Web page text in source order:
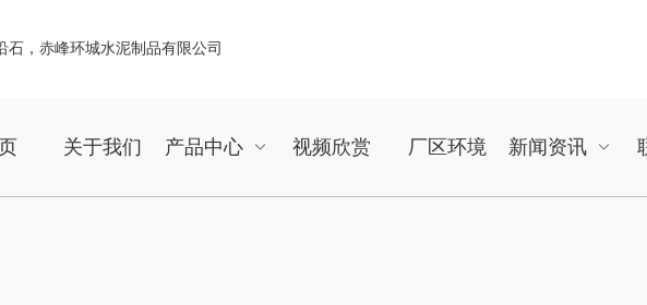
关于我们 产品中心 视频欣赏 厂区环境 新闻资讯